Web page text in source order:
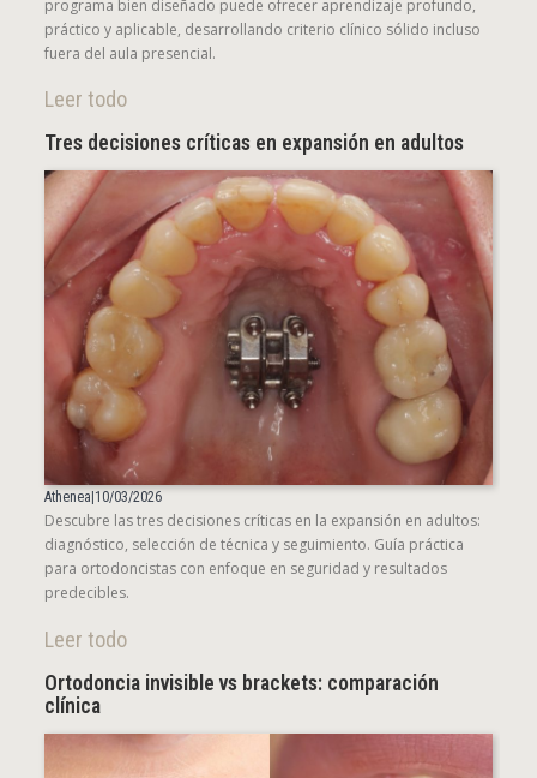
programa bien diseñado puede ofrecer aprendizaje profundo,
práctico y aplicable, desarrollando criterio clínico sólido incluso
fuera del aula presencial.
Leer todo
Tres decisiones críticas en expansión en adultos
Athenea 10/03/2026
Descubre las tres decisiones críticas en la expansión en adultos:
diagnóstico, selección de técnica y seguimiento. Guía práctica
para ortodoncistas con enfoque en seguridad y resultados
predecibles.
Leer todo
Ortodoncia invisible vs brackets: comparación
clínica